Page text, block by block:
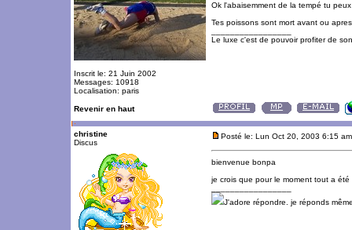
Inscrit le: 21 Juin 2002
Messages: 10918
Localisation: paris
Ok l'abaisemment de la tempé tu
Tes poissons sont mort avant ou
Le luxe c'est de pouvoir profiter de
Revenir en haut
christine
Discus
Posté le: Lun Oct 20, 2003 6:15 am
bienvenue bonpa
je crois que pour le moment tout a
J'adore répondre. je réponds